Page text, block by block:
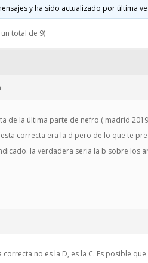
y ha sido actualizado por última
total de 9)
de la última parte de nefro ( madrid
correcta era la d pero de lo que te
la verdadera seria la b sobre los
correcta no es la D, es la C. Es posible